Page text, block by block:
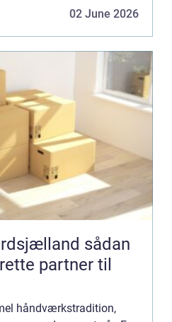
02 June 2026
sådan
partner til
håndværkstradition,